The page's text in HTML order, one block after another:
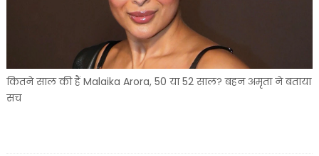
कितने साल की हैं Malaika Arora, 50 या 52 साल? बहन अमृता ने बताया
सच